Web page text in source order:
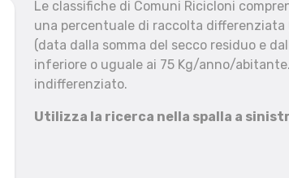
Reset filtri
Le classifiche di Comuni Ricicloni
una percentuale di raccolta differenziata
(data dalla somma del secco residuo e
inferiore o uguale ai 75 Kg/anno/
indifferenziato.
Utilizza la ricerca nella spalla a